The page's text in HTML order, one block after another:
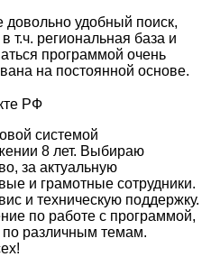
удобный поиск,
т.ч. региональная база и
программой очень
на постоянной основе.
РФ
системой
8 лет. Выбираю
за актуальную
и грамотные сотрудники.
и техническую поддержку.
по работе с программой,
по различным темам.